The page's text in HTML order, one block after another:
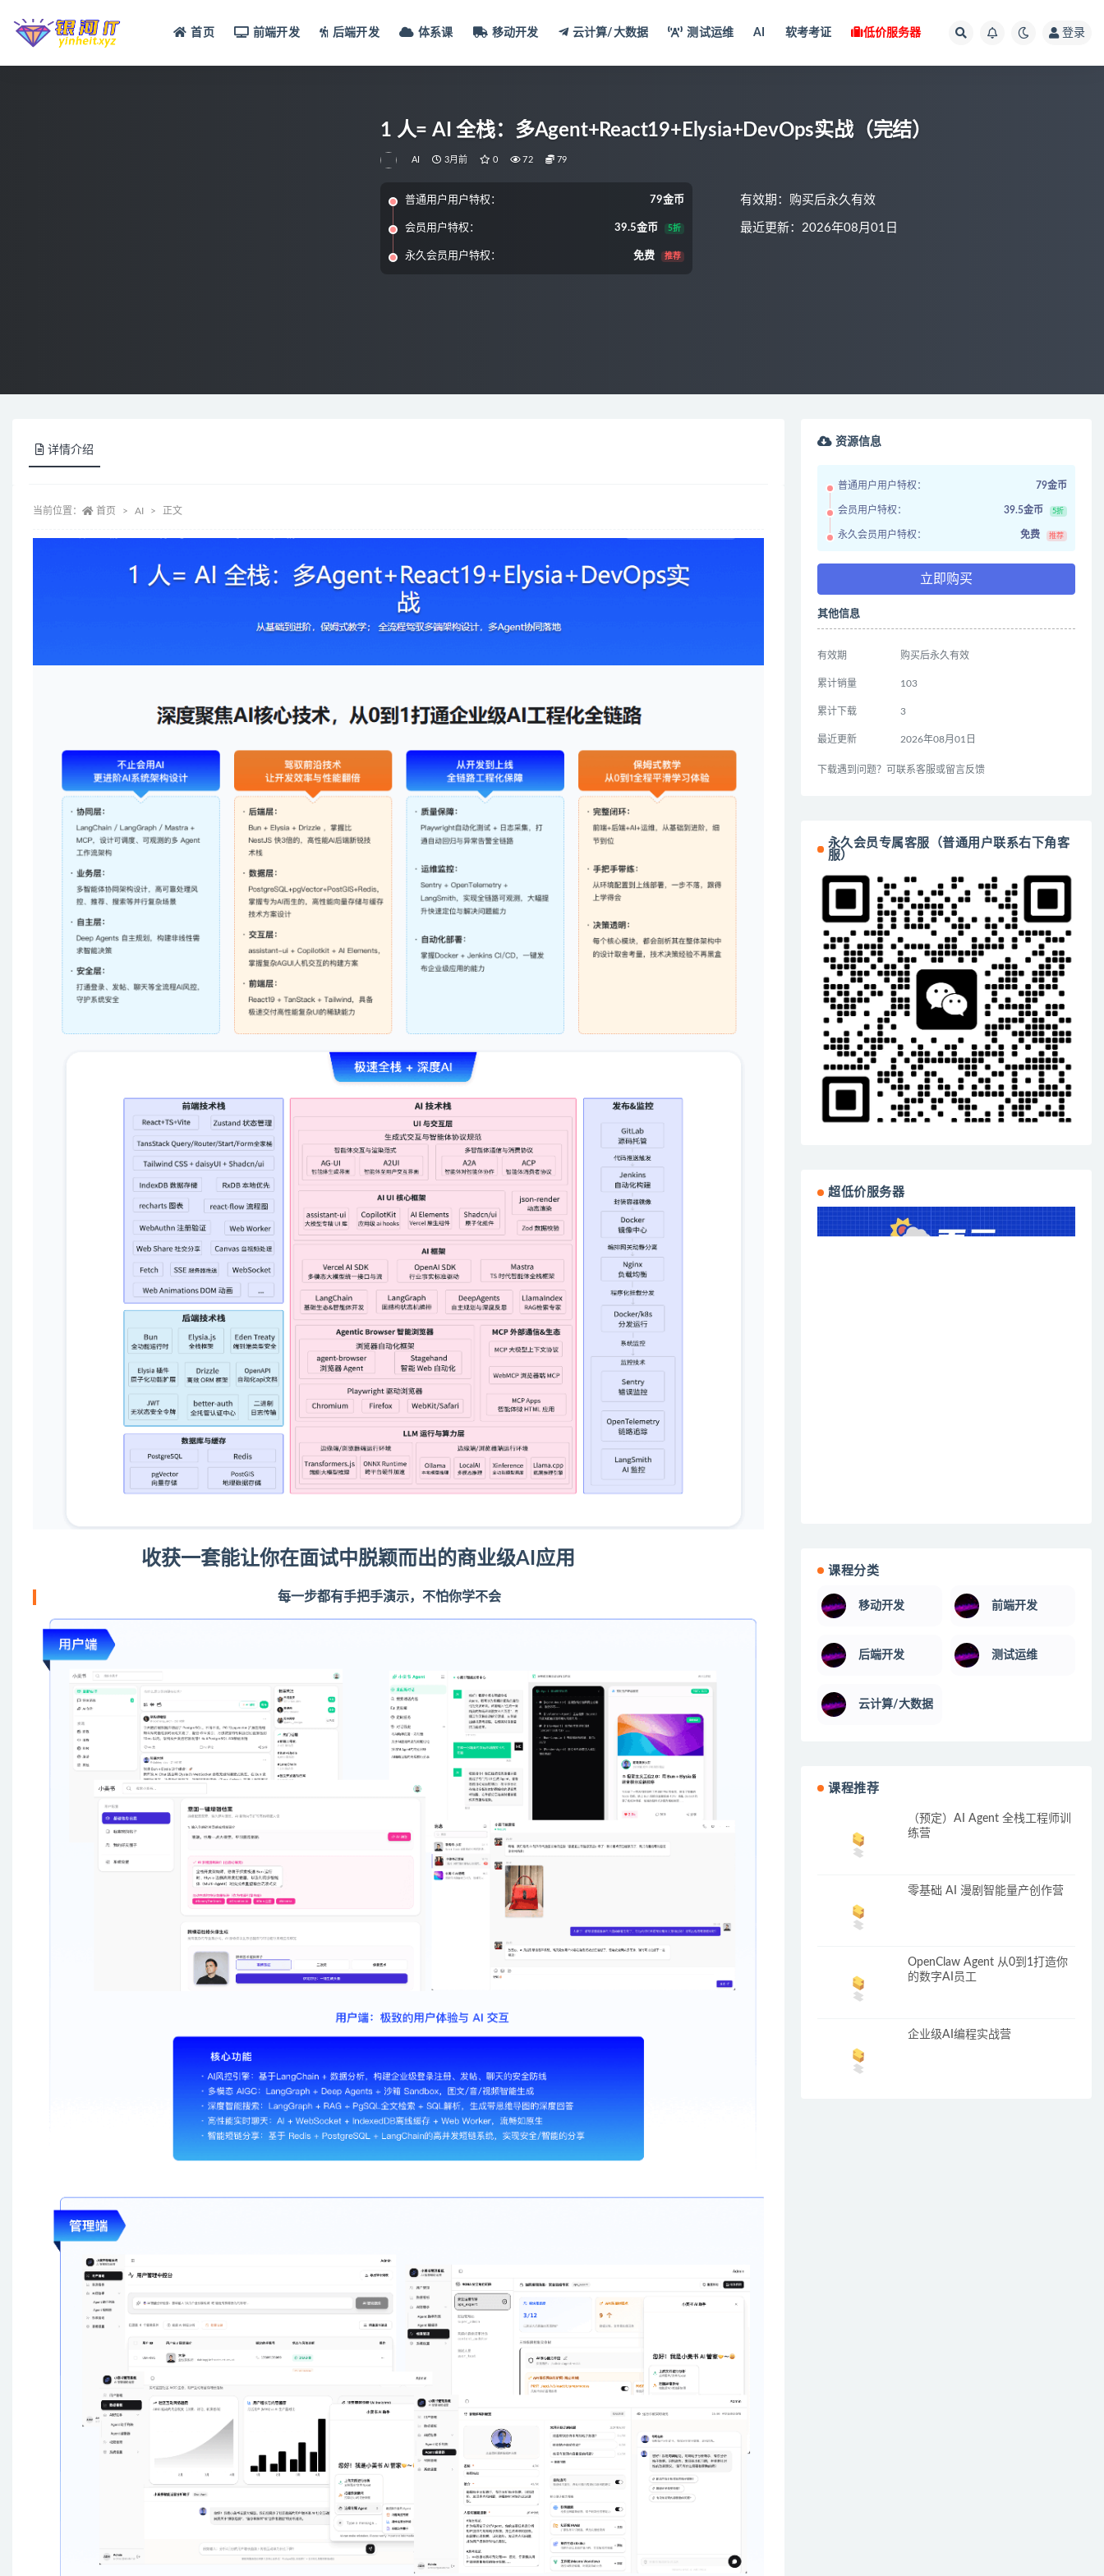
首页 前端开发 后端开发 体系课 移动开发 云计算/大数据 测试运维 AI 软考考证 低价服务器 登录
1 人= AI 全栈：多Agent+React19+Elysia+DevOps实战（完结）
AI 3月前 0 72 79
普通用户用户特权： 79金币
会员用户特权： 39.5金币 5折
永久会员用户特权： 免费 推荐
有效期：购买后永久有效
最近更新：2026年08月01日
详情介绍
当前位置： 首页 AI 正文
收获一套能让你在面试中脱颖而出的商业级AI应用
每一步都有手把手演示，不怕你学不会
资源信息
普通用户用户特权： 79金币
会员用户特权： 39.5金币 5折
永久会员用户特权： 免费 推荐
立即购买
其他信息
有效期 购买后永久有效
累计销量 103
累计下载 3
最近更新 2026年08月01日
下载遇到问题？可联系客服或留言反馈
永久会员专属客服（普通用户联系右下角客
服）
超低价服务器
课程分类
移动开发 前端开发
后端开发 测试运维
云计算/大数据
课程推荐
（预定）AI Agent 全栈工程师训
练营
零基础 AI 漫剧智能量产创作营
OpenClaw Agent 从0到1打造你
的数字AI员工
企业级AI编程实战营